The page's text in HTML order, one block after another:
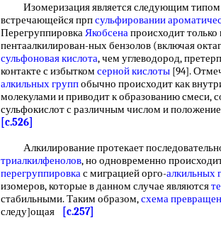
Изомеризация является следующим типом
встречающейся прпсульфировании
ПерегруппировкаЯкобсенапроисходит только
пентаалкилирован-ных бензолов (включая
сульфоновая кислота, чем углеводород,
контакте с избытком серной кислоты [94].
алкильных группобычно происходит как
молекулами и приводит к образованию смеси,
сульфокислот с различным числом и
[c.526]
Алкилирование протекает
триалкилфенолов, но одновременно
перегруппировкас миграцией орго-алкильных
изомеров, которые в данном случае являются
стабильными. Таким образом,схема
следу]ощая
[c.257]